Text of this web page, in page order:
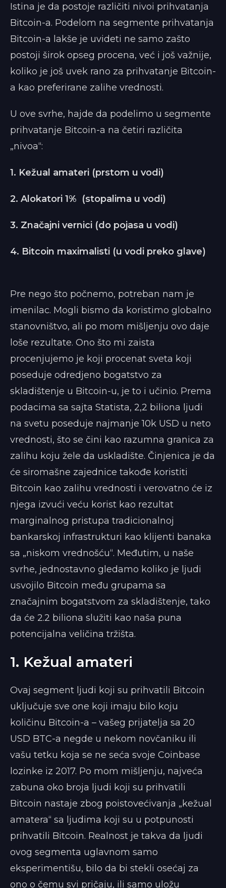
Istina je da postoje različiti nivoi prihvatanja
Bitcoin-a. Podelom na segmente prihvatanja
Bitcoin-a lakše je uvideti ne samo zašto
postoji širok opseg procena, već i još važnije,
koliko je još uvek rano za prihvatanje Bitcoin-
a kao preferirane zalihe vrednosti.
U ove svrhe, hajde da podelimo u segmente
prihvatanje Bitcoin-a na četiri različita
„nivoa“:
1. Kežual amateri (prstom u vodi)
2. Alokatori 1% (stopalima u vodi)
3. Značajni vernici (do pojasa u vodi)
4. Bitcoin maximalisti (u vodi preko glave)
Pre nego što počnemo, potreban nam je
imenilac. Mogli bismo da koristimo globalno
stanovništvo, ali po mom mišljenju ovo daje
loše rezultate. Ono što mi zaista
procenjujemo je koji procenat sveta koji
poseduje odredjeno bogatstvo za
skladištenje u Bitcoin-u, je to i učinio. Prema
podacima sa sajta Statista, 2,2 biliona ljudi
na svetu poseduje najmanje 10k USD u neto
vrednosti, što se čini kao razumna granica za
zalihu koju žele da uskladište. Činjenica je da
će siromašne zajednice takođe koristiti
Bitcoin kao zalihu vrednosti i verovatno će iz
njega izvući veću korist kao rezultat
marginalnog pristupa tradicionalnoj
bankarskoj infrastrukturi kao klijenti banaka
sa „niskom vrednošću“. Međutim, u naše
svrhe, jednostavno gledamo koliko je ljudi
usvojilo Bitcoin među grupama sa
značajnim bogatstvom za skladištenje, tako
da će 2.2 biliona služiti kao naša puna
potencijalna veličina tržišta.
1. Kežual amateri
Ovaj segment ljudi koji su prihvatili Bitcoin
uključuje sve one koji imaju bilo koju
količinu Bitcoin-a – vašeg prijatelja sa 20
USD BTC-a negde u nekom novčaniku ili
vašu tetku koja se ne seća svoje Coinbase
lozinke iz 2017. Po mom mišljenju, najveća
zabuna oko broja ljudi koji su prihvatili
Bitcoin nastaje zbog poistovećivanja „kežual
amatera“ sa ljudima koji su u potpunosti
prihvatili Bitcoin. Realnost je takva da ljudi
ovog segmenta uglavnom samo
eksperimentišu, bilo da bi stekli osećaj za
ono o čemu svi pričaju, ili samo uložu